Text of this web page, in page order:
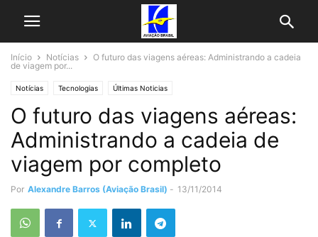
Início Notícias
O futuro das viagens aéreas: Administrando a cadeia
de viagem por...
Notícias Tecnologias Últimas Noticias
O futuro das viagens aéreas:
Administrando a cadeia de
viagem por completo
Por Alexandre Barros (Aviação Brasil) - 13/11/2014